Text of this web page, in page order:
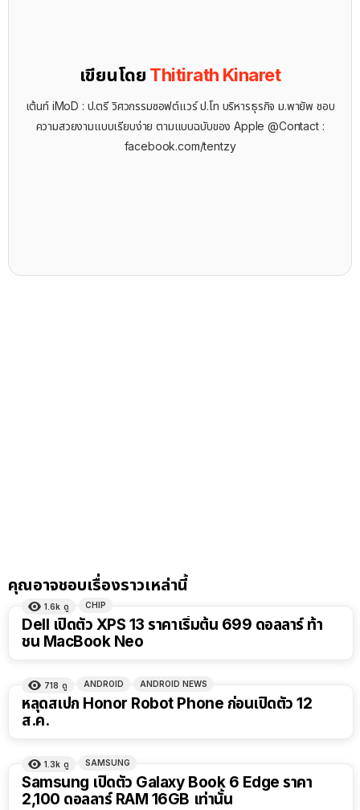
เขียนโดย Thitirath Kinaret
เต้นท์ iMoD : ป.ตรี วิศวกรรมซอฟต์แวร์ ป.โท บริหารธุรกิจ ม.พายัพ ชอบ
ความสวยงามแบบเรียบง่าย ตามแบบฉบับของ Apple @Contact :
facebook.com/tentzy
คุณอาจชอบเรื่องราวเหล่านี้
1.6k ดู CHIP
Dell เปิดตัว XPS 13 ราคาเริ่มต้น 699 ดอลลาร์ ท้า
ชน MacBook Neo
718 ดู ANDROID ANDROID NEWS
หลุดสเปก Honor Robot Phone ก่อนเปิดตัว 12
ส.ค.
1.3k ดู SAMSUNG
Samsung เปิดตัว Galaxy Book 6 Edge ราคา
2,100 ดอลลาร์ RAM 16GB เท่านั้น